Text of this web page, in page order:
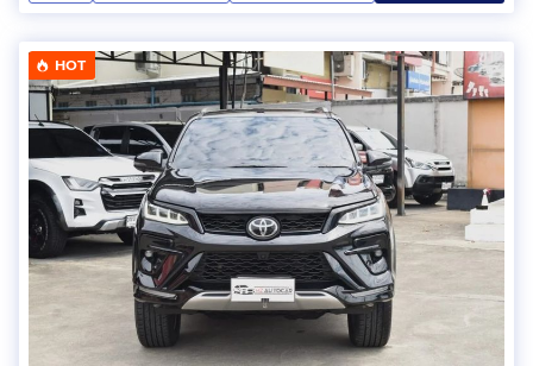
HOT